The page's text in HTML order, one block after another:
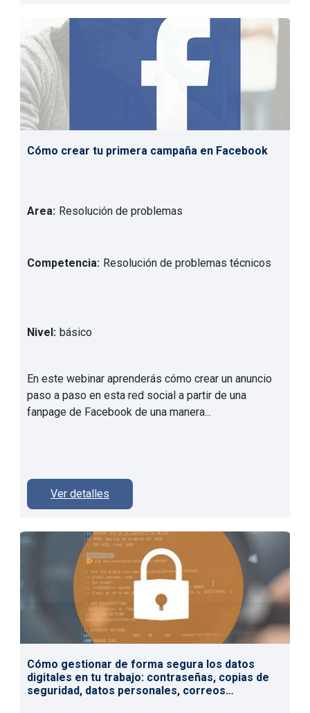
Cómo crear tu primera campaña en Facebook
Area: Resolución de problemas
Competencia: Resolución de problemas técnicos
Nivel: básico
En este webinar aprenderás cómo crear un anuncio
paso a paso en esta red social a partir de una
fanpage de Facebook de una manera...
Ver detalles
Cómo gestionar de forma segura los datos
digitales en tu trabajo: contraseñas, copias de
seguridad, datos personales, correos